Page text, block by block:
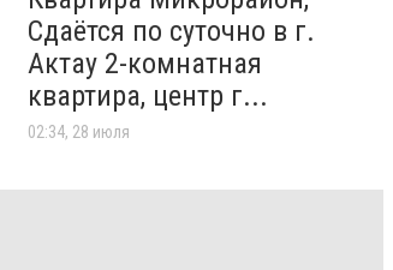
Сдаётся по суточно в г.
Актау 2-комнатная
квартира, центр г...
02:34, 28 июля